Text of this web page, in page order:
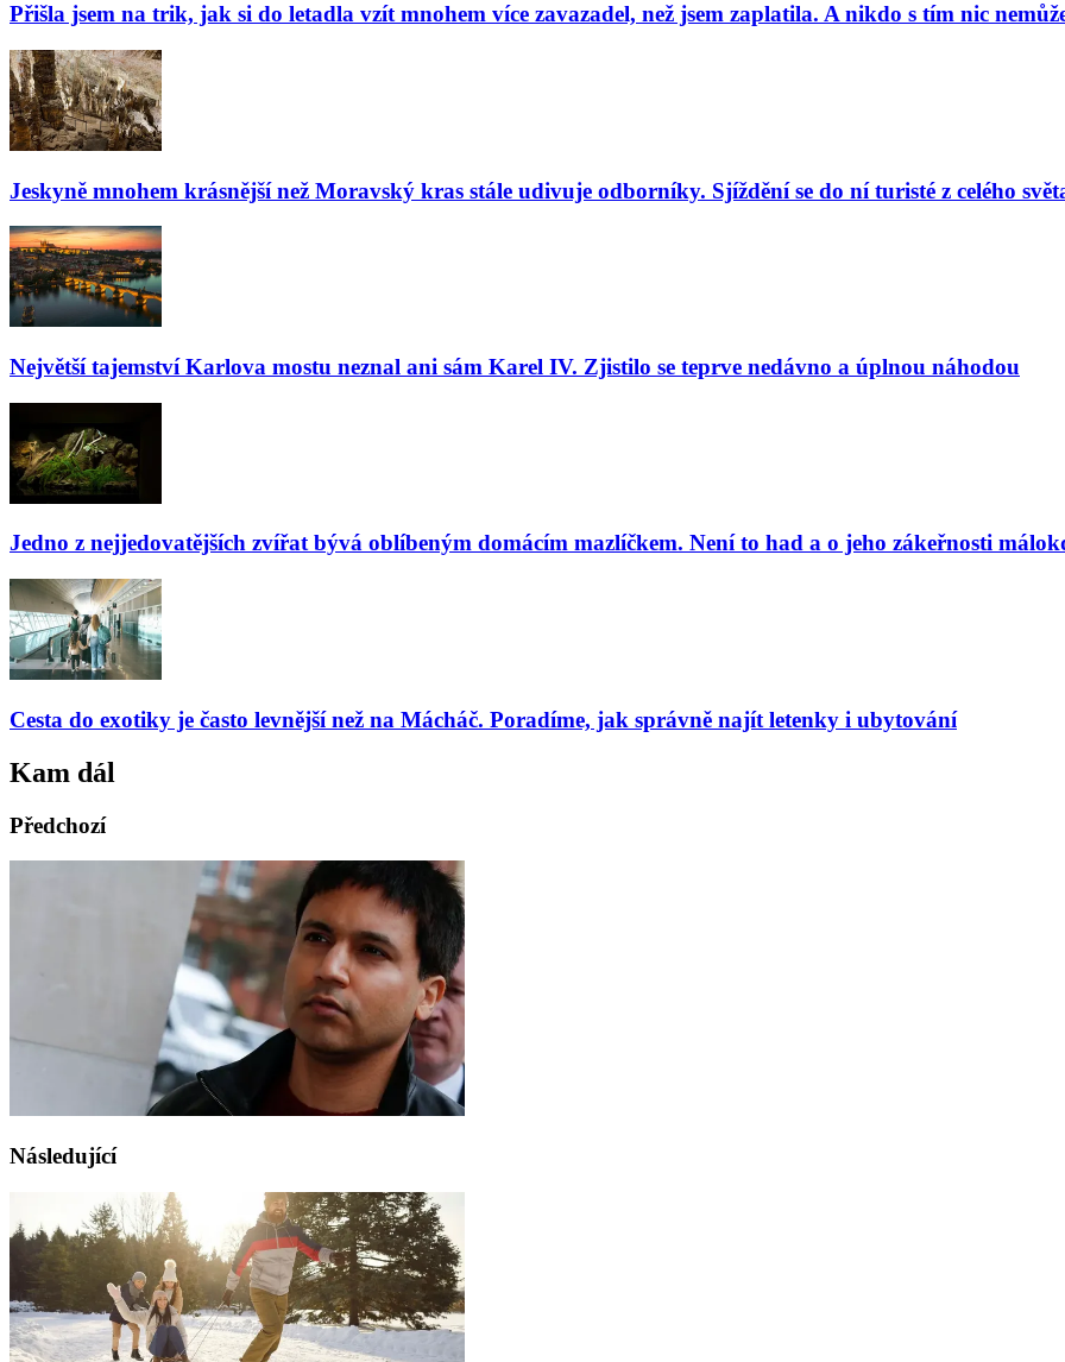
Přišla jsem na trik, jak si do letadla vzít mnohem více zavazadel, než jsem zaplatila. A nikdo s tím nic
Jeskyně mnohem krásnější než Moravský kras stále udivuje odborníky. Sjíždění se do ní turisté z celého
Největší tajemství Karlova mostu neznal ani sám Karel IV. Zjistilo se teprve nedávno a úplnou náhodou
Jedno z nejjedovatějších zvířat bývá oblíbeným domácím mazlíčkem. Není to had a o jeho zákeřnosti
Cesta do exotiky je často levnější než na Mácháč. Poradíme, jak správně najít letenky i ubytování
Kam dál
Předchozí
Následující